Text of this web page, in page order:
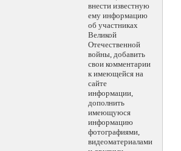
внести известную
ему информацию
об участниках
Великой
Отечественной
войны, добавить
свои комментарии
к имеющейся на
сайте
информации,
дополнить
имеющуюся
информацию
фотографиями,
видеоматериалами